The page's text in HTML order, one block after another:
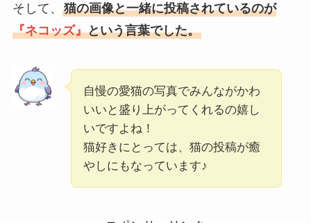
そして、 猫の画像と一緒に投稿されているのが
『ネコッズ』という言葉でした。
自慢の愛猫の写真でみんながかわ
いいと盛り上がってくれるの嬉し
いですよね！
猫好きにとっては、猫の投稿が癒
やしにもなっています♪